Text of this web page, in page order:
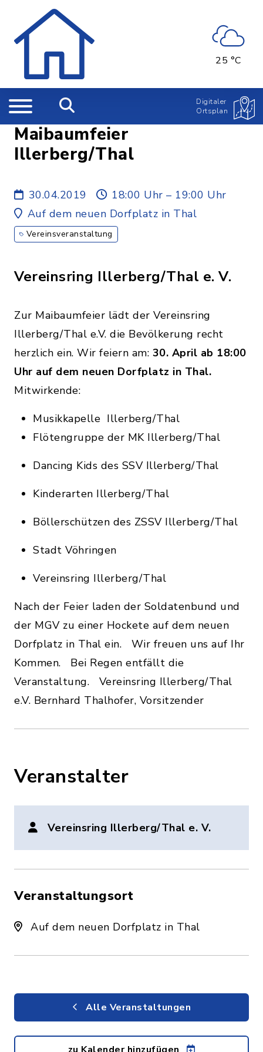
25 °C
Digitaler
Ortsplan
Maibaumfeier
Illerberg/Thal
30.04.2019
18:00 Uhr – 19:00 Uhr
Auf dem neuen Dorfplatz in Thal
Vereinsveranstaltung
Vereinsring Illerberg/Thal e. V.
Zur Maibaumfeier lädt der Vereinsring
Illerberg/Thal e.V. die Bevölkerung recht
herzlich ein. Wir feiern am: 30. April ab 18:00
Uhr auf dem neuen Dorfplatz in Thal.
Mitwirkende:
Musikkapelle Illerberg/Thal
Flötengruppe der MK Illerberg/Thal
Dancing Kids des SSV Illerberg/Thal
Kinderarten Illerberg/Thal
Böllerschützen des ZSSV Illerberg/Thal
Stadt Vöhringen
Vereinsring Illerberg/Thal
Nach der Feier laden der Soldatenbund und
der MGV zu einer Hockete auf dem neuen
Dorfplatz in Thal ein. Wir freuen uns auf Ihr
Kommen. Bei Regen entfällt die
Veranstaltung. Vereinsring Illerberg/Thal
e.V. Bernhard Thalhofer, Vorsitzender
Veranstalter
Vereinsring Illerberg/Thal e. V.
Veranstaltungsort
Auf dem neuen Dorfplatz in Thal
Alle Veranstaltungen